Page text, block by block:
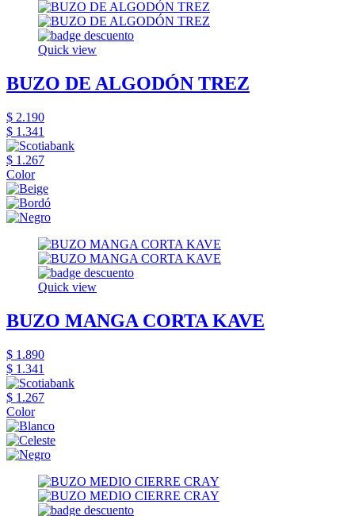
Quick view
BUZO DE ALGODÓN TREZ
$ 2.190
$ 1.341
$ 1.267
Color
Quick view
BUZO MANGA CORTA KAVE
$ 1.890
$ 1.341
$ 1.267
Color